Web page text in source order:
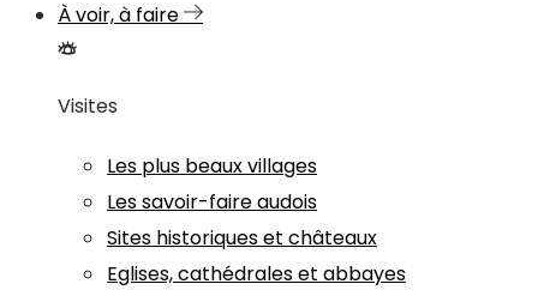
À voir, à faire
Visites
Les plus beaux villages
Les savoir-faire audois
Sites historiques et châteaux
Eglises, cathédrales et abbayes